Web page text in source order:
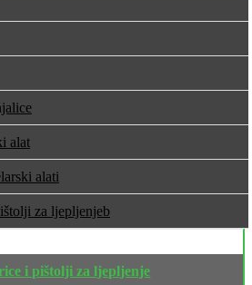
alat
alati
za ljepljenje
i pištolji za ljepljenje